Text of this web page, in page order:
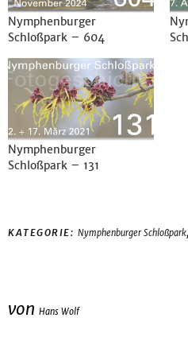
Nymphenburger
Schloßpark – 604
Nymphenburger
Schloßpark – 131
KATEGORIE: Nymphenburger Schloßpark,
von Hans Wolf